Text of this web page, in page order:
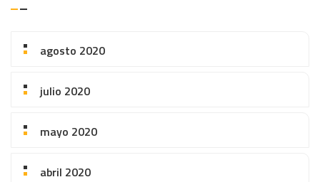
agosto 2020
julio 2020
mayo 2020
abril 2020